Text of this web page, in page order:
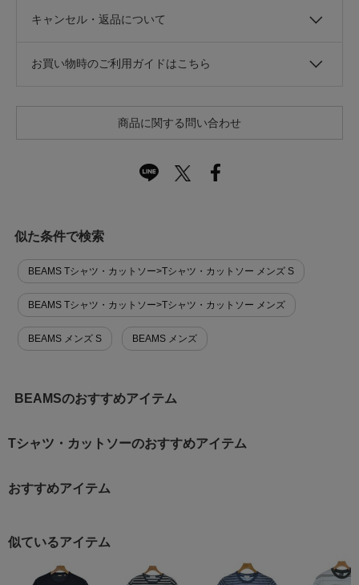
キャンセル・返品について
お買い物時のご利用ガイドはこちら
商品に関する問い合わせ
似た条件で検索
BEAMS Tシャツ・カットソー>Tシャツ・カットソー メンズ S
BEAMS Tシャツ・カットソー>Tシャツ・カットソー メンズ
BEAMS メンズ S BEAMS メンズ
BEAMSのおすすめアイテム
Tシャツ・カットソーのおすすめアイテム
おすすめアイテム